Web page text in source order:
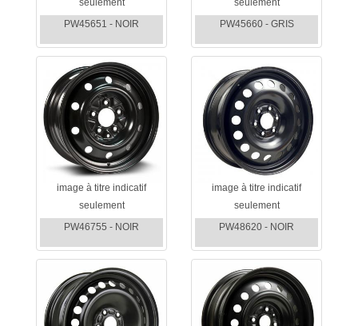
seulement
PW45651 - NOIR
seulement
PW45660 - GRIS
image à titre indicatif
seulement
PW46755 - NOIR
image à titre indicatif
seulement
PW48620 - NOIR